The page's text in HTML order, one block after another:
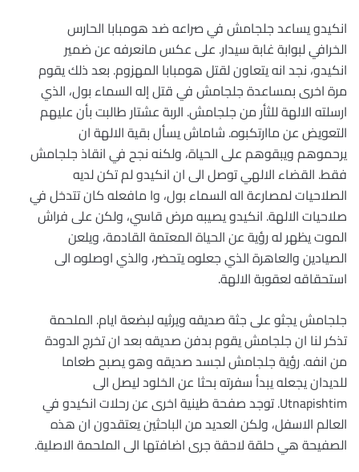
انكيدو يساعد جلجامش في صراعه ضد هومبابا الحارس
الخرافي لبوابة غابة سيدار. على عكس مانعرفه عن ضمير
انكيدو، نجد انه يتعاون لقتل هومبابا المهزوم. بعد ذلك يقوم
مرة اخرى بمساعدة جلجامش في قتل إله السماء بول، الذي
ارسلته الالهة للثأر من جلجامش. الربة عشتار طالبت بأن عليهم
التعويض عن ماارتكبوه. شاماش يسأل بقية الالهة ان
يرحموهم ويبقوهم على الحياة، ولكنه نجح في انقاذ جلجامش
فقط. القضاء الالهي توصل الى ان انكيدو لم تكن لديه
الصلاحيات لمصارعة اله السماء بول، وا مافعله كان تتدخل في
صلاحيات الالهة. انكيدو يصيبه مرض قاسي، ولكن على فراش
الموت يظهر له رؤية عن الحياة المعتمة القادمة، ويلعن
الصيادين والعاهرة الذي جعلوه يتحضر، والذي اوصلوه الى
استحقاقه لعقوبة الالهة.
جلجامش يجثو على جثة صديقه ويرثيه لبضعة ايام. الملحمة
تذكر لنا ان جلجامش يقوم بدفن صديقه بعد ان تخرج الدودة
من انفه. رؤية جلجامش لجسد صديقه وهو يصبح طعاما
للديدان يجعله يبدأ سفرته بحثا عن الخلود ليصل الى
Utnapishtim. توجد صفحة طينية اخرى عن رحلات انكيدو في
العالم الاسفل، ولكن العديد من الباحثين يعتقدون ان هذه
الصفيحة هي حلقة لاحقة جرى اضافتها الى الملحمة الاصلية.